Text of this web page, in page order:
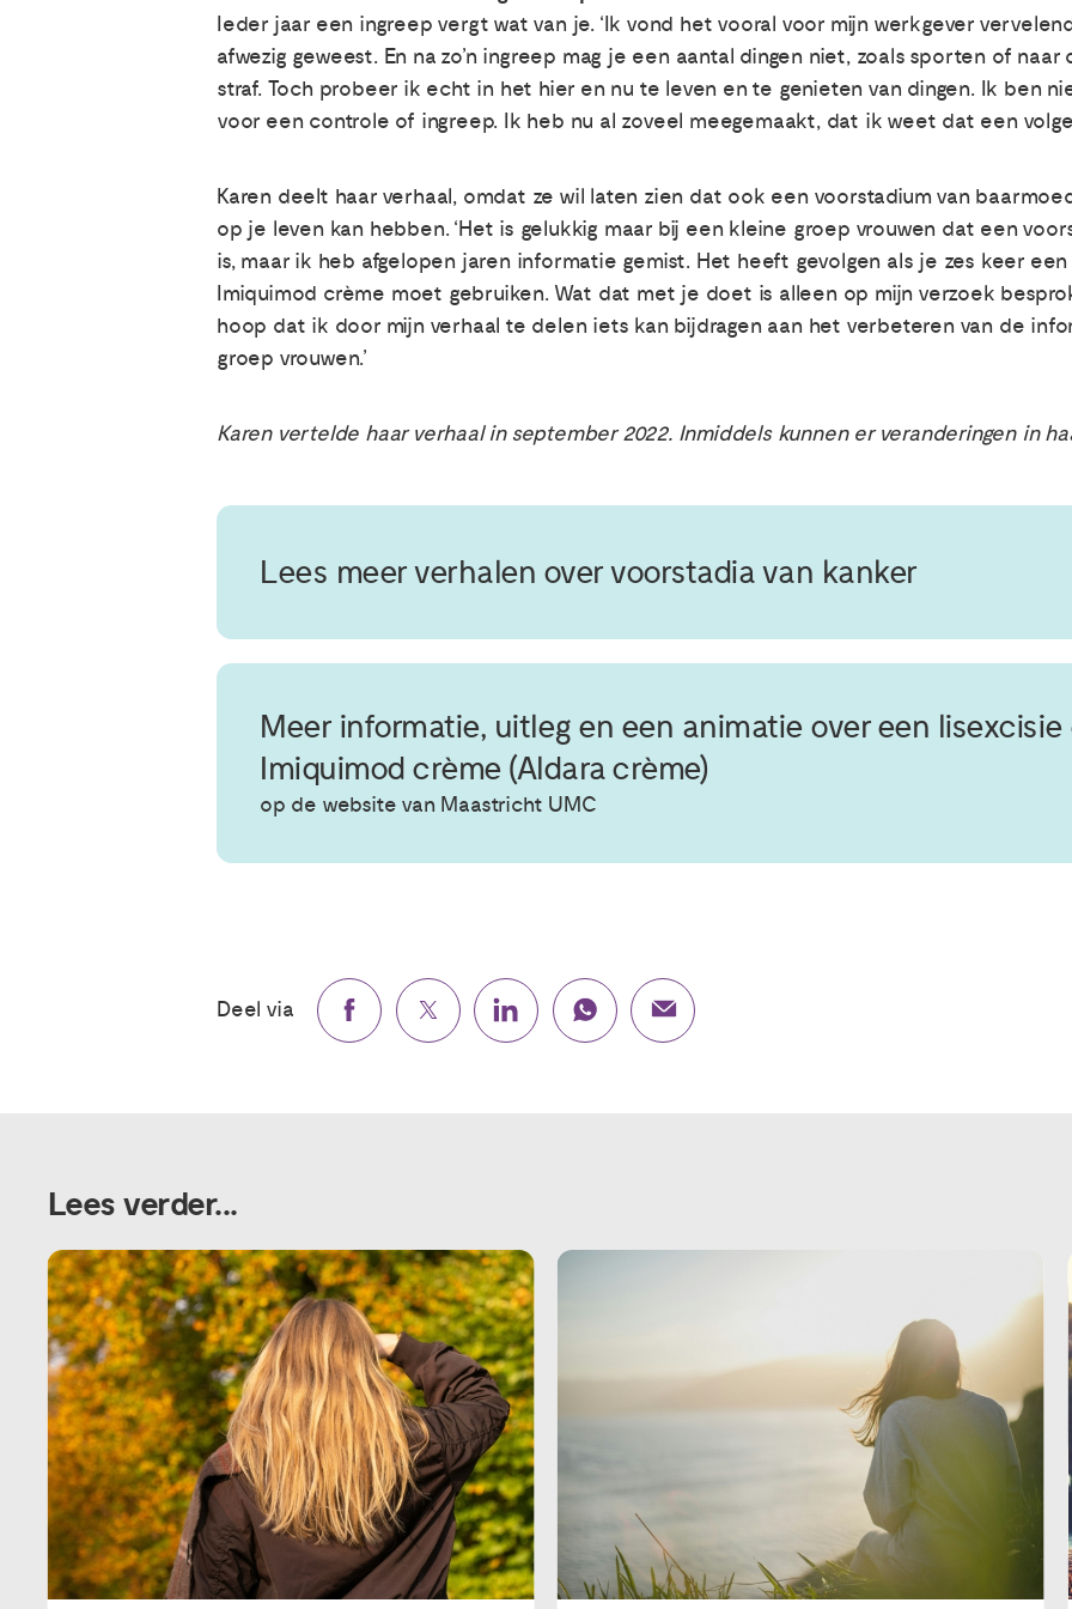
Ieder jaar een ingreep vergt wat van je. ‘Ik vond het vooral voor mijn werkgever
afwezig geweest. En na zo’n ingreep mag je een aantal dingen niet, zoals sporten of
straf. Toch probeer ik echt in het hier en nu te leven en te genieten van dingen. Ik ben
voor een controle of ingreep. Ik heb nu al zoveel meegemaakt, dat ik weet dat een
Karen deelt haar verhaal, omdat ze wil laten zien dat ook een voorstadium van
op je leven kan hebben. ‘Het is gelukkig maar bij een kleine groep vrouwen dat een
is, maar ik heb afgelopen jaren informatie gemist. Het heeft gevolgen als je zes keer
Imiquimod crème moet gebruiken. Wat dat met je doet is alleen op mijn verzoek
hoop dat ik door mijn verhaal te delen iets kan bijdragen aan het verbeteren van de
groep vrouwen.’
Karen vertelde haar verhaal in september 2022. Inmiddels kunnen er veranderingen in
Lees meer verhalen over voorstadia van kanker
Meer informatie, uitleg en een animatie over een lisexcisie
Imiquimod crème (Aldara crème)
op de website van Maastricht UMC
Deel via
Lees verder...